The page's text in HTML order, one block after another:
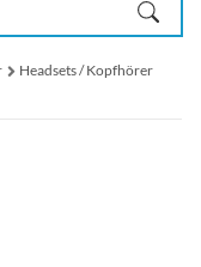
Headsets / Kopfhörer